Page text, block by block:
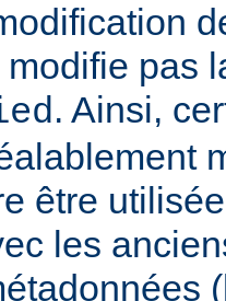
pas
. Ainsi,
être
les